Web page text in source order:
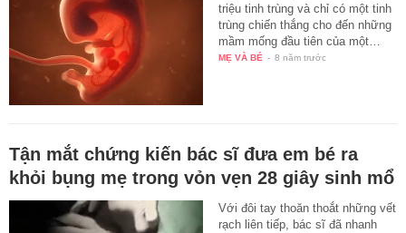
triệu tinh trùng và chỉ có một tinh
trùng chiến thắng cho đến những
mầm mống đầu tiên của một…
MẸ VÀ BÉ - 8 năm trước
Tận mắt chứng kiến bác sĩ đưa em bé ra
khỏi bụng mẹ trong vỏn vẹn 28 giây sinh mổ
Với đôi tay thoăn thoắt những vết
rạch liên tiếp, bác sĩ đã nhanh